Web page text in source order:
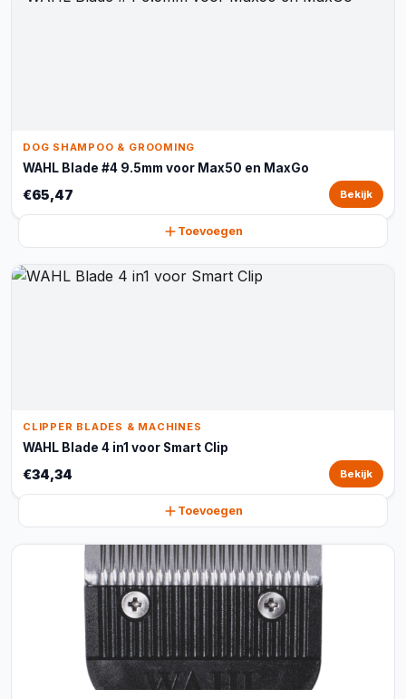
DOG SHAMPOO & GROOMING
WAHL Blade #4 9.5mm voor Max50 en MaxGo
€65,47 Bekijk
Toevoegen
CLIPPER BLADES & MACHINES
WAHL Blade 4 in1 voor Smart Clip
€34,34 Bekijk
Toevoegen